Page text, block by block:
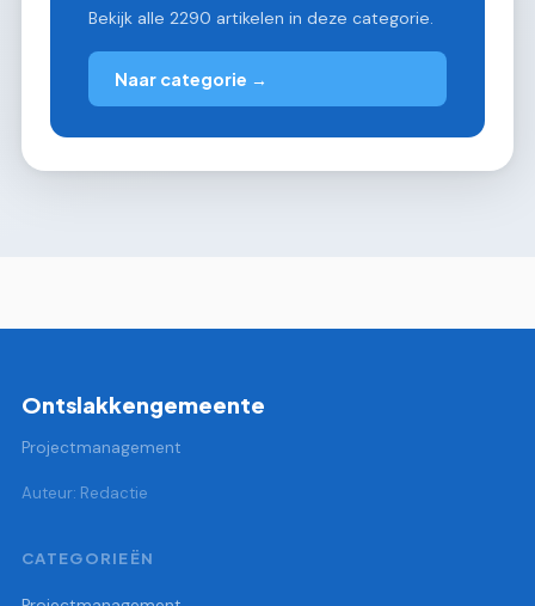
Bekijk alle 2290 artikelen in deze categorie.
Naar categorie →
Ontslakkengemeente
Projectmanagement
Auteur: Redactie
CATEGORIEËN